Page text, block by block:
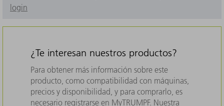
login
¿Te interesan nuestros productos?
Para obtener más información sobre este
producto, como compatibilidad con máquinas,
precios y disponibilidad, y para comprarlo, es
necesario registrarse en MyTRUMPF. Nuestra